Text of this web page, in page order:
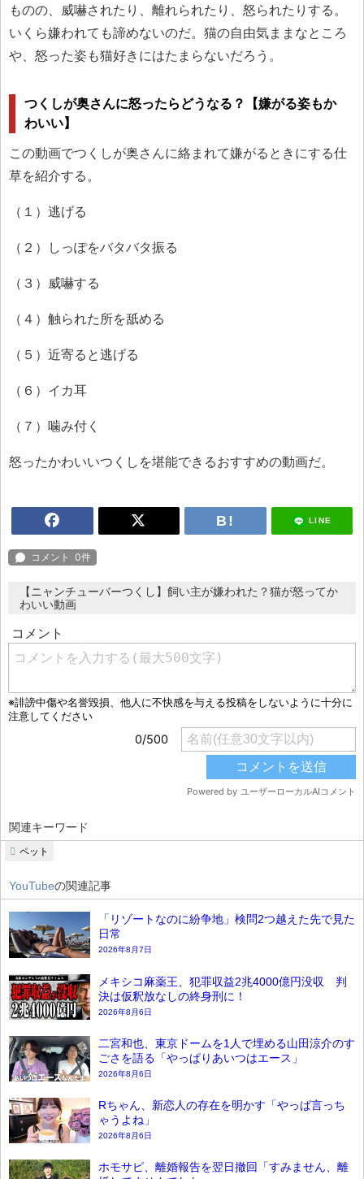
ものの、威嚇されたり、離れられたり、怒られたりする。
いくら嫌われても諦めないのだ。猫の自由気ままなところ
や、怒った姿も猫好きにはたまらないだろう。
つくしが奥さんに怒ったらどうなる？【嫌がる姿もか
わいい】
この動画でつくしが奥さんに絡まれて嫌がるときにする仕
草を紹介する。
（１）逃げる
（２）しっぽをバタバタ振る
（３）威嚇する
（４）触られた所を舐める
（５）近寄ると逃げる
（６）イカ耳
（７）噛み付く
怒ったかわいいつくしを堪能できるおすすめの動画だ。
LINE
【ニャンチューバーつくし】飼い主が嫌われた？猫が怒ってか
わいい動画
関連キーワード
ペット
YouTubeの関連記事
「リゾートなのに紛争地」検問2つ越えた先で見た
日常
2026年8月7日
メキシコ麻薬王、犯罪収益2兆4000億円没収 判
決は仮釈放なしの終身刑に！
2026年8月6日
二宮和也、東京ドームを1人で埋める山田涼介のす
ごさを語る「やっぱりあいつはエース」
2026年8月6日
Rちゃん、新恋人の存在を明かす「やっぱ言っち
ゃうよね」
2026年8月6日
ホモサピ、離婚報告を翌日撤回「すみません、離